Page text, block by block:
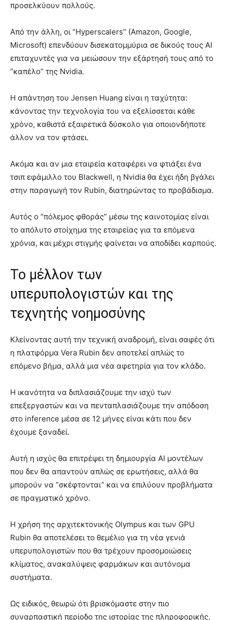
προσελκύουν πολλούς.
Από την άλλη, οι “Hyperscalers” (Amazon, Google,
Microsoft) επενδύουν δισεκατομμύρια σε δικούς τους AI
επιταχυντές για να μειώσουν την εξάρτησή τους από το
“καπέλο” της Nvidia.
Η απάντηση του Jensen Huang είναι η ταχύτητα:
κάνοντας την τεχνολογία του να εξελίσσεται κάθε
χρόνο, καθιστά εξαιρετικά δύσκολο για οποιονδήποτε
άλλον να τον φτάσει.
Ακόμα και αν μια εταιρεία καταφέρει να φτιάξει ένα
τσιπ εφάμιλλο του Blackwell, η Nvidia θα έχει ήδη βγάλει
στην παραγωγή τον Rubin, διατηρώντας το προβάδισμα.
Αυτός ο “πόλεμος φθοράς” μέσω της καινοτομίας είναι
το απόλυτο στοίχημα της εταιρείας για τα επόμενα
χρόνια, και μέχρι στιγμής φαίνεται να αποδίδει καρπούς.
Το μέλλον των
υπερυπολογιστών και της
τεχνητής νοημοσύνης
Κλείνοντας αυτή την τεχνική αναδρομή, είναι σαφές ότι
η πλατφόρμα Vera Rubin δεν αποτελεί απλώς το
επόμενο βήμα, αλλά μια νέα αφετηρία για τον κλάδο.
Η ικανότητα να διπλασιάζουμε την ισχύ των
επεξεργαστών και να πενταπλασιάζουμε την απόδοση
στο inference μέσα σε 12 μήνες είναι κάτι που δεν
έχουμε ξαναδεί.
Αυτή η ισχύς θα επιτρέψει τη δημιουργία AI μοντέλων
που δεν θα απαντούν απλώς σε ερωτήσεις, αλλά θα
μπορούν να “σκέφτονται” και να επιλύουν προβλήματα
σε πραγματικό χρόνο.
Η χρήση της αρχιτεκτονικής Olympus και των GPU
Rubin θα αποτελέσει το θεμέλιο για τη νέα γενιά
υπερυπολογιστών που θα τρέχουν προσομοιώσεις
κλίματος, ανακαλύψεις φαρμάκων και αυτόνομα
συστήματα.
Ως ειδικός, θεωρώ ότι βρισκόμαστε στην πιο
συναρπαστική περίοδο της ιστορίας της πληροφορικής,